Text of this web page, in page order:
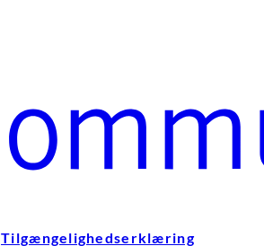
Tilgængelighedserklæring